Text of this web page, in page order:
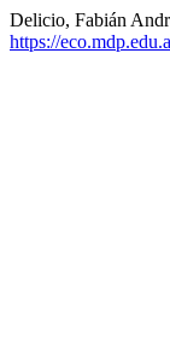
Delicio, Fabián
https://